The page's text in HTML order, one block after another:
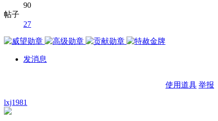
90
帖子
27
发消息
使用道具 举报
lxj1981